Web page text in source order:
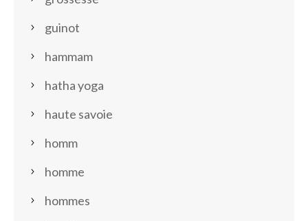
guinot
hammam
hatha yoga
haute savoie
homm
homme
hommes